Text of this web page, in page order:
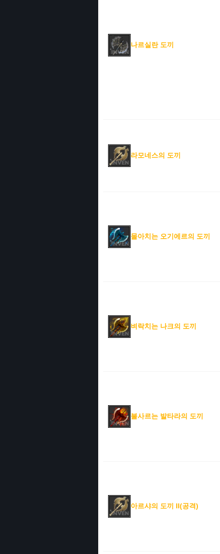
나르실란 도끼
라모네스의 도끼
몰아치는 오기에르의 도끼
벼락치는 나크의 도끼
불사르는 발타라의 도끼
아르샤의 도끼 II(공격)